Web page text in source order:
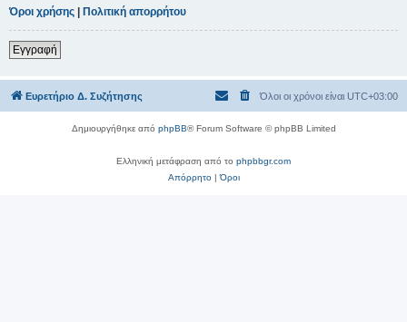
Όροι χρήσης | Πολιτική απορρήτου
Εγγραφή
Ευρετήριο Δ. Συζήτησης Όλοι οι χρόνοι είναι UTC+03:00
Δημιουργήθηκε από phpBB® Forum Software © phpBB Limited
Ελληνική μετάφραση από το phpbbgr.com
Απόρρητο|Όροι